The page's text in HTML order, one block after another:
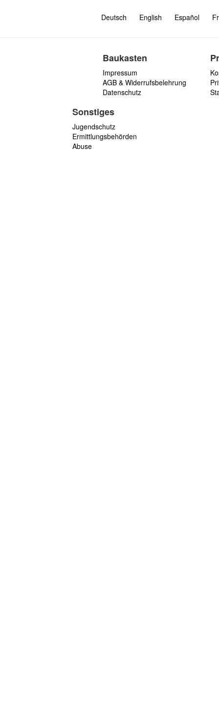
Deutsch English Español
Baukasten
Impressum
AGB & Widerrufsbelehrung
Datenschutz
Sonstiges
Jugendschutz
Ermittlungsbehörden
Abuse